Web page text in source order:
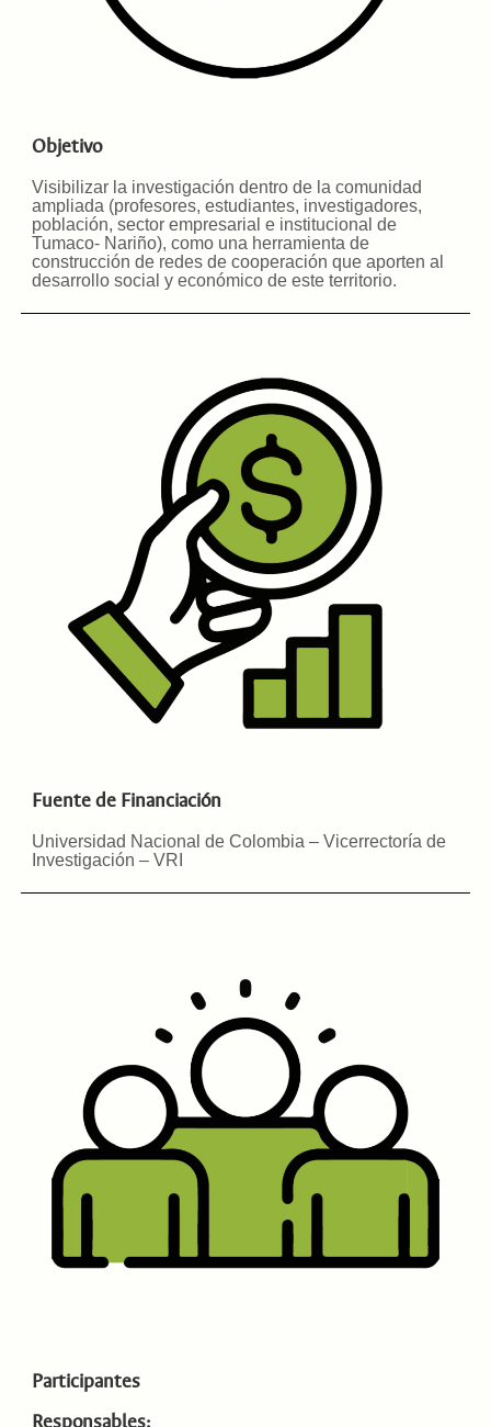
Objetivo
Visibilizar la investigación dentro de la comunidad
ampliada (profesores, estudiantes, investigadores,
población, sector empresarial e institucional de
Tumaco- Nariño), como una herramienta de
construcción de redes de cooperación que aporten al
desarrollo social y económico de este territorio.
Fuente de Financiación
Universidad Nacional de Colombia – Vicerrectoría de
Investigación – VRI
Participantes
Responsables: